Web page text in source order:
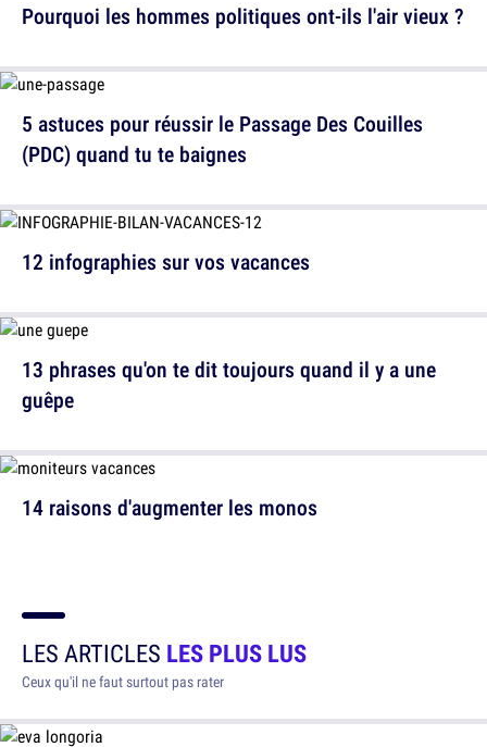
5 astuces pour réussir le Passage Des Couilles
(PDC) quand tu te baignes
13 phrases qu'on te dit toujours quand il y a une
guêpe
Pourquoi les hommes politiques ont-ils l'air vieux ?
12 infographies sur vos vacances
14 raisons d'augmenter les monos
LES ARTICLES LES PLUS LUS
Ceux qu'il ne faut surtout pas rater